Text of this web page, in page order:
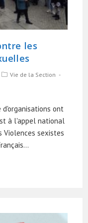
les
Vie de la Section
d'organisations ont
à l'appel national
sexistes